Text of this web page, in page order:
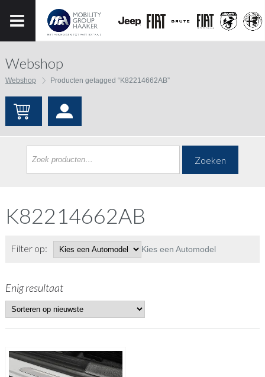
Webshop
Webshop Producten getagged “K82214662AB”
Zoeken
K82214662AB
Filter op: Kies een Automodel
Enig resultaat